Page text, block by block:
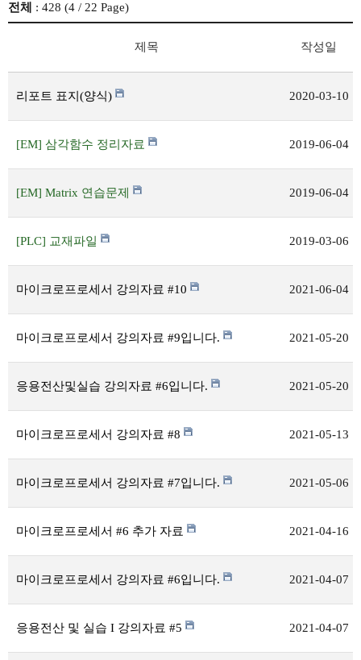
전체 : 428 (4 / 22 Page)
제목 작성일
리포트 표지(양식) 2020-03-10
[EM] 삼각함수 정리자료 2019-06-04
[EM] Matrix 연습문제 2019-06-04
[PLC] 교재파일 2019-03-06
마이크로프로세서 강의자료 #10 2021-06-04
마이크로프로세서 강의자료 #9입니다. 2021-05-20
응용전산및실습 강의자료 #6입니다. 2021-05-20
마이크로프로세서 강의자료 #8 2021-05-13
마이크로프로세서 강의자료 #7입니다. 2021-05-06
마이크로프로세서 #6 추가 자료 2021-04-16
마이크로프로세서 강의자료 #6입니다. 2021-04-07
응용전산 및 실습 I 강의자료 #5 2021-04-07